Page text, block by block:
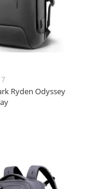
7
Ryden Odyssey